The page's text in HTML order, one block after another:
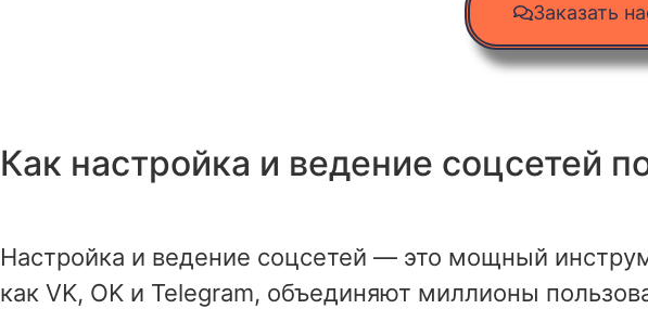
Заказать
Как настройка и ведение соцсетей
Настройка и ведение соцсетей — это мощный
как VK, OK и Telegram, объединяют миллионы